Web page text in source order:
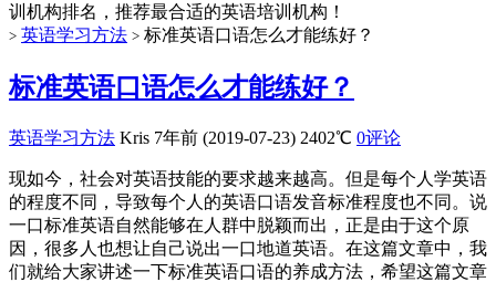
训机构排名，推荐最合适的英语培训机构！
> 英语学习方法 > 标准英语口语怎么才能练好？
标准英语口语怎么才能练好？
英语学习方法 Kris 7年前 (2019-07-23) 2402℃ 0评论
现如今，社会对英语技能的要求越来越高。但是每个人学英语
的程度不同，导致每个人的英语口语发音标准程度也不同。说
一口标准英语自然能够在人群中脱颖而出，正是由于这个原
因，很多人也想让自己说出一口地道英语。在这篇文章中，我
们就给大家讲述一下标准英语口语的养成方法，希望这篇文章